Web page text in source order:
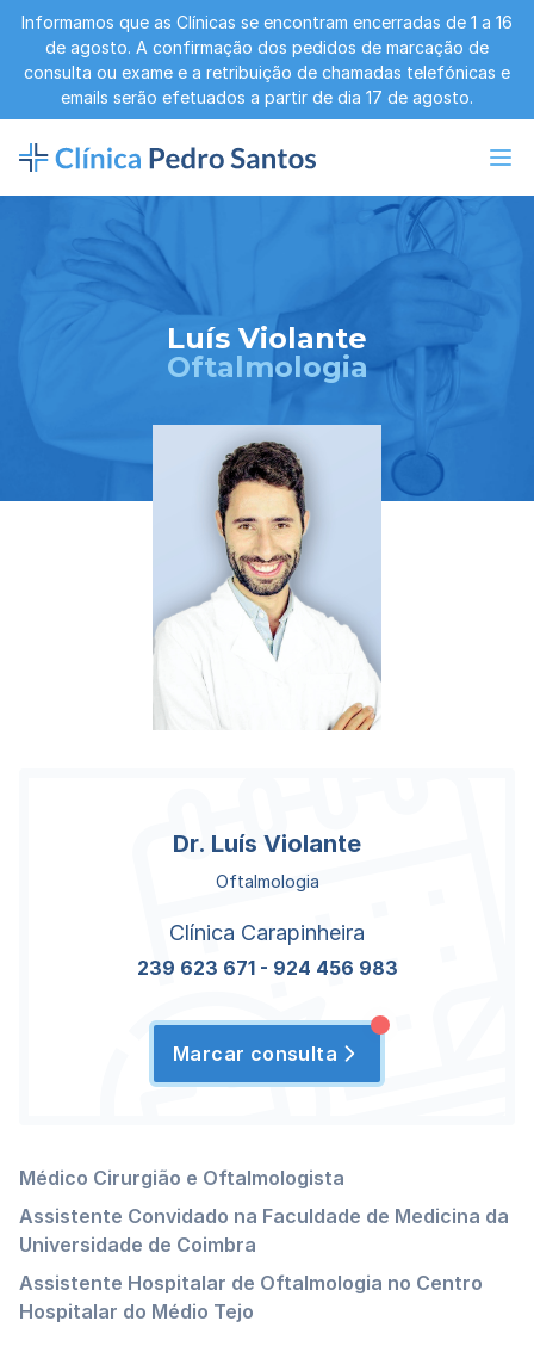
Informamos que as Clínicas se encontram encerradas de 1 a 16
de agosto. A confirmação dos pedidos de marcação de
consulta ou exame e a retribuição de chamadas telefónicas e
emails serão efetuados a partir de dia 17 de agosto.
Luís Violante
Oftalmologia
Dr. Luís Violante
Oftalmologia
Clínica Carapinheira
239 623 671- 924 456 983
Marcar consulta
Médico Cirurgião e Oftalmologista
Assistente Convidado na Faculdade de Medicina da
Universidade de Coimbra
Assistente Hospitalar de Oftalmologia no Centro
Hospitalar do Médio Tejo